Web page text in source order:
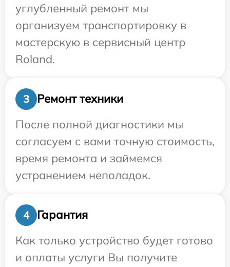
углубленный ремонт мы
организуем транспортировку в
мастерскую в сервисный центр
Roland.
3
Ремонт техники
После полной диагностики мы
согласуем с вами точную стоимость,
время ремонта и займемся
устранением неполадок.
4
Гарантия
Как только устройство будет готово
и оплаты услуги Вы получите